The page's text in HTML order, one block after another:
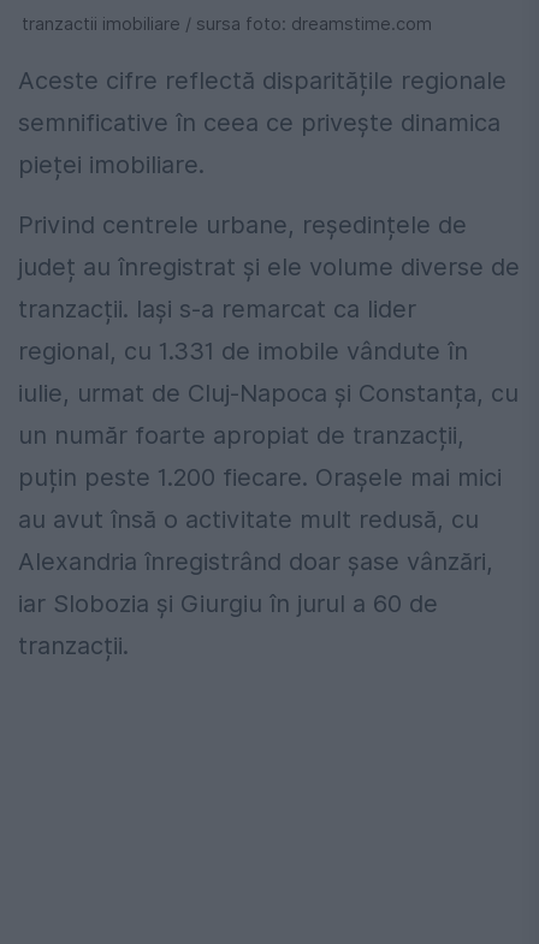
tranzactii imobiliare / sursa foto: dreamstime.com
Aceste cifre reflectă disparitățile regionale
semnificative în ceea ce privește dinamica
pieței imobiliare.
Privind centrele urbane, reședințele de
județ au înregistrat și ele volume diverse de
tranzacții. Iași s-a remarcat ca lider
regional, cu 1.331 de imobile vândute în
iulie, urmat de Cluj-Napoca și Constanța, cu
un număr foarte apropiat de tranzacții,
puțin peste 1.200 fiecare. Orașele mai mici
au avut însă o activitate mult redusă, cu
Alexandria înregistrând doar șase vânzări,
iar Slobozia și Giurgiu în jurul a 60 de
tranzacții.